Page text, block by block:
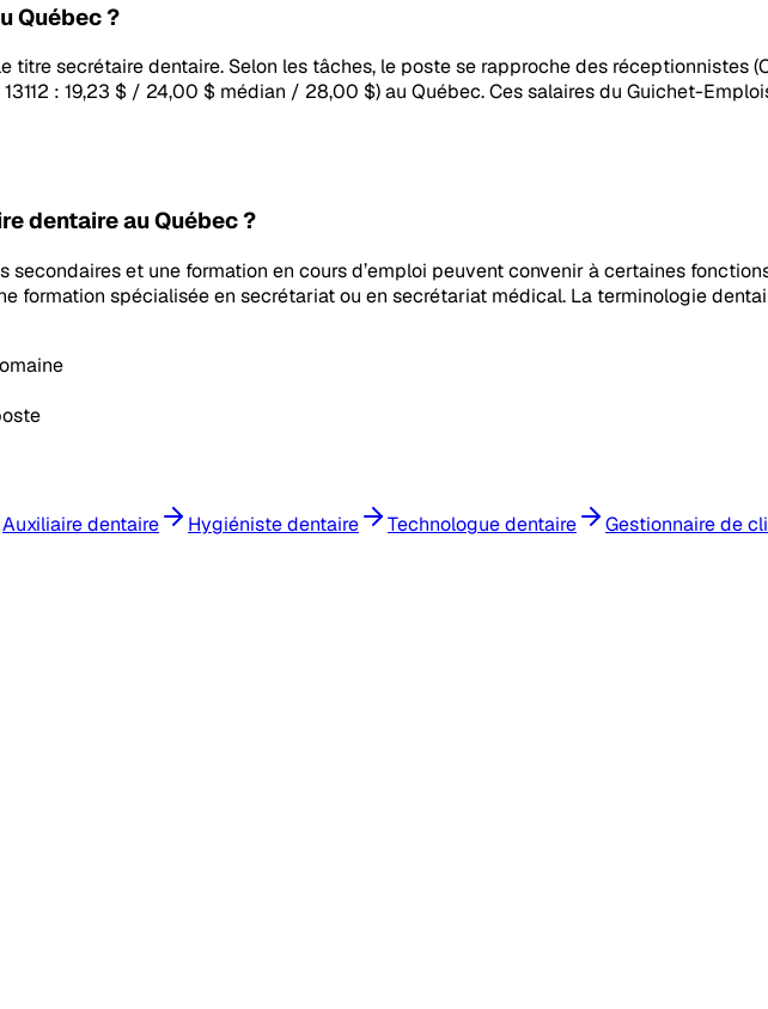
Québec ?
titre secrétaire dentaire. Selon les tâches, le poste se rapproche des réceptionnistes
: 19,23 $ / 24,00 $ médian / 28,00 $) au Québec. Ces salaires du Guichet-
dentaire au Québec ?
secondaires et une formation en cours d’emploi peuvent convenir à certaines
formation spécialisée en secrétariat ou en secrétariat médical. La terminologie
Auxiliaire dentaire Hygiéniste dentaire Technologue dentaire Gestionnaire de